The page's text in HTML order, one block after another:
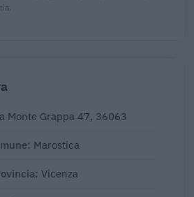
Monte Grappa 47, 36063
Marostica
Vicenza